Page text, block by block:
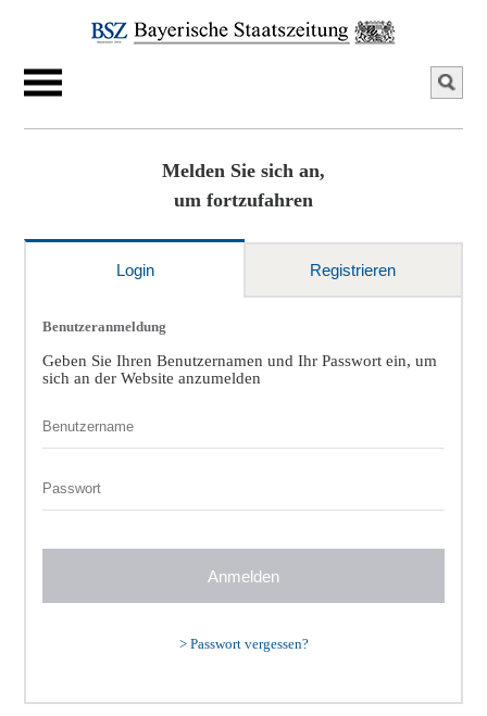
Melden Sie sich an,
um fortzufahren
Login Registrieren
Benutzeranmeldung
Geben Sie Ihren Benutzernamen und Ihr Passwort ein, um
sich an der Website anzumelden
> Passwort vergessen?